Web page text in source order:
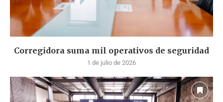
Corregidora suma mil operativos de seguridad
1 de julio de 2026